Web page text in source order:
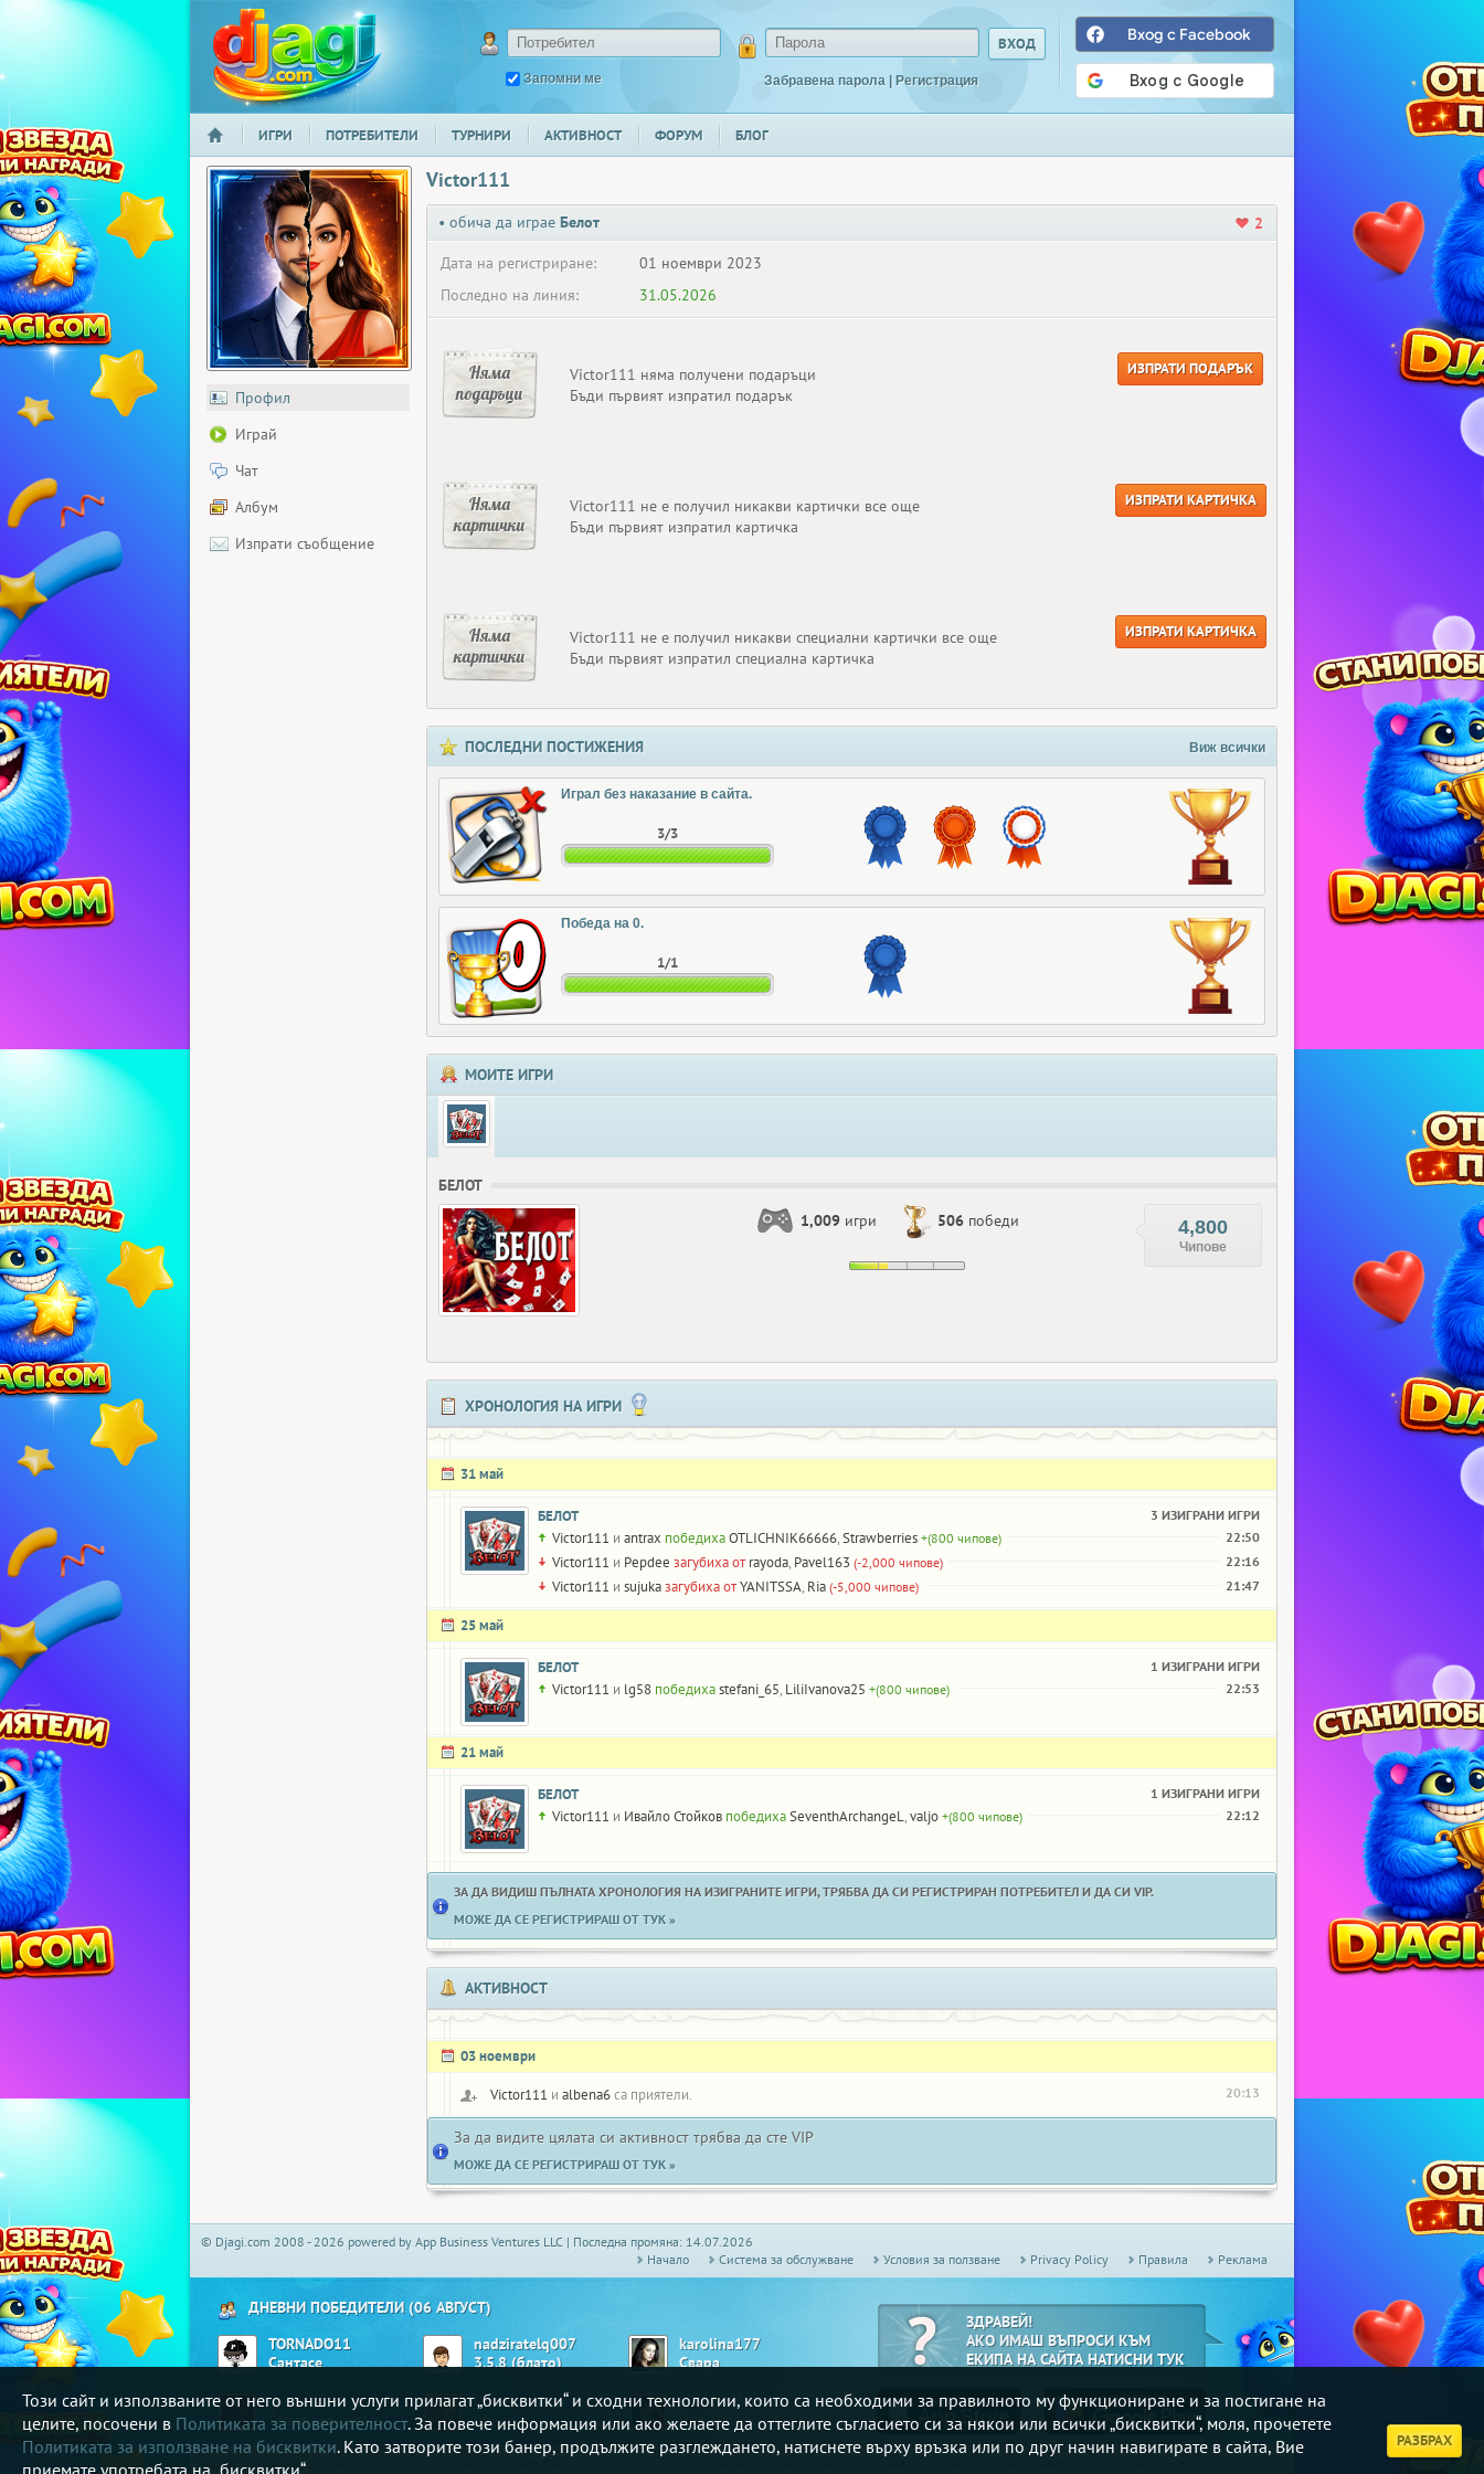
djagi.com
Запомни ме Забравена парола | Регистрация
Вход с Facebook
НАЧАЛО
ИГРИ ПОТРЕБИТЕЛИ ТУРНИРИ АКТИВНОСТ ФОРУМ БЛОГ
Профил
Играй
Чат
Албум
Изпрати съобщение
Victor111
• обича да играе Белот
2
Дата на регистриране:
01 ноември 2023
Последно на линия:
31.05.2026
Няма
подаръци
Victor111 няма получени подаръци
Бъди първият изпратил подарък
ИЗПРАТИ ПОДАРЪК
Няма
картички
Victor111 не е получил никакви картички все още
Бъди първият изпратил картичка
ИЗПРАТИ КАРТИЧКА
Няма
картички
Victor111 не е получил никакви специални картички все още
Бъди първият изпратил специална картичка
ИЗПРАТИ КАРТИЧКА
ПОСЛЕДНИ ПОСТИЖЕНИЯ Виж всички
Играл без наказание в сайта.
3/3
Победа на 0.
1/1
МОИТЕ ИГРИ
БЕЛОТ
1,009 игри 506 победи 4,800
Чипове
ХРОНОЛОГИЯ НА ИГРИ
31 май
БЕЛОТ 3 ИЗИГРАНИ ИГРИ
Victor111 и antrax победихаOTLICHNIK66666,Strawberries +(800 чипове) 22:50
Victor111 и Pepdee загубиха от rayoda, Pavel163 (-2,000 чипове) 22:16
Victor111 и sujukaзагубиха отYANITSSA, Ria (-5,000 чипове) 21:47
25 май
БЕЛОТ 1 ИЗИГРАНИ ИГРИ
Victor111 и lg58 победихаstefani_65, LiliIvanova25 +(800 чипове) 22:53
21 май
БЕЛОТ 1 ИЗИГРАНИ ИГРИ
Victor111 и Ивайло Стойков победихаSeventhArchangeL,valjo +(800 чипове) 22:12
ЗА ДА ВИДИШ ПЪЛНАТА ХРОНОЛОГИЯ НА ИЗИГРАНИТЕ ИГРИ, ТРЯБВА ДА СИ РЕГИСТРИРАН ПОТРЕБИТЕЛ И ДА СИ VIP.
МОЖЕ ДА СЕ РЕГИСТРИРАШ ОТ ТУК »
АКТИВНОСТ
03 ноември
Victor111 и albena6са приятели. 20:13
За да видите цялата си активност трябва да сте VIP
МОЖЕ ДА СЕ РЕГИСТРИРАШ ОТ ТУК »
Този сайт и използваните от него външни услуги прилагат „бисквитки“ и сходни технологии, които са необходими за правилното му функциониране и за постигане на
целите, посочени в Политиката за поверителност. За повече информация или ако желаете да оттеглите съгласието си за някои или всички „бисквитки“, моля, прочетете
Политиката за използване на бисквитки. Като затворите този банер, продължите разглеждането, натиснете върху връзка или по друг начин навигирате в сайта, Вие
приемате употребата на „бисквитки“.
РАЗБРАХ
© Djagi.com 2008 - 2026 powered by App Business Ventures LLC | Последна промяна: 14.07.2026
Начало
Системa за обслужване Условия за ползване Privacy Policy Правила Реклама
ДНЕВНИ ПОБЕДИТЕЛИ (06 АВГУСТ)
TORNADO11
Сантасе
nadziratelq007
3.5.8 (блато)
karolina177
Свара
_poli_
Ябълкова градина
Villie
Шише
just_for_fun
Uno Djagi
ЗДРАВЕЙ!
АКО ИМАШ ВЪПРОСИ КЪМ
ЕКИПА НА САЙТА НАТИСНИ ТУК
В djagi.com може да играете любимите си игри като